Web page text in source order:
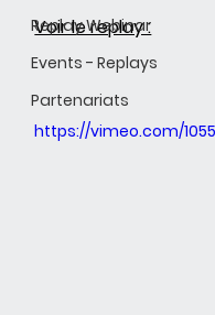
Replay Webinar
Events - Replays
Partenariats
Voir le replay :
https://vimeo.com/